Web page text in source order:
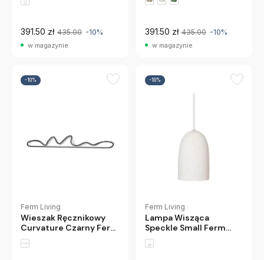
391.50 zł 435.00 -10%
w magazynie
391.50 zł 435.00 -10%
w magazynie
-10%
Ferm Living
Wieszak Ręcznikowy
Curvature Czarny Ferm
Living
-10%
Ferm Living
Lampa Wisząca
Speckle Small Ferm
Living